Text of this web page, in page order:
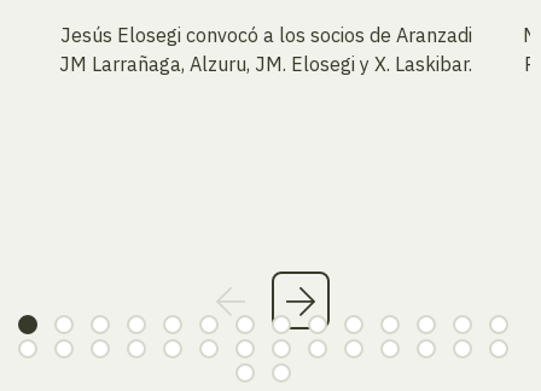
Jesús Elosegi convocó a los socios de Aranzadi
JM Larrañaga, Alzuru, JM. Elosegi y X. Laskibar.